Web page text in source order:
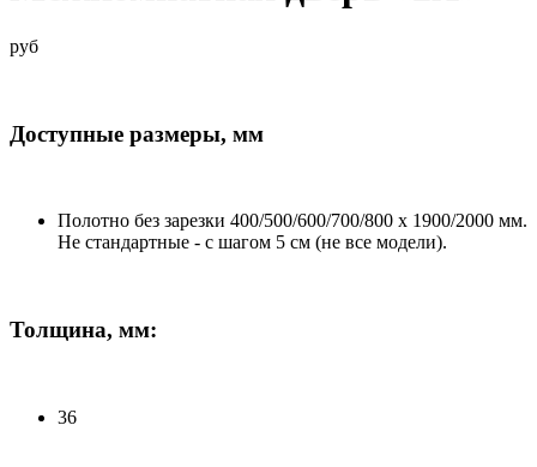
руб
Доступные размеры, мм
Полотно без зарезки 400/500/600/700/800 x 1900/2000 мм.
Не стандартные - с шагом 5 см (не все модели).
Толщина, мм:
36